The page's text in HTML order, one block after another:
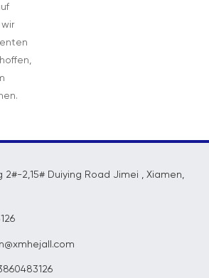
2#-2,15# Duiying Road Jimei , Xiamen,